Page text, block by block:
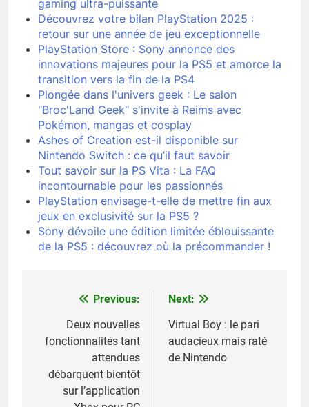
gaming ultra-puissante
Découvrez votre bilan PlayStation 2025 :
retour sur une année de jeu exceptionnelle
PlayStation Store : Sony annonce des
innovations majeures pour la PS5 et amorce la
transition vers la fin de la PS4
Plongée dans l'univers geek : Le salon
"Broc'Land Geek" s'invite à Reims avec
Pokémon, mangas et cosplay
Ashes of Creation est-il disponible sur
Nintendo Switch : ce qu’il faut savoir
Tout savoir sur la PS Vita : La FAQ
incontournable pour les passionnés
PlayStation envisage-t-elle de mettre fin aux
jeux en exclusivité sur la PS5 ?
Sony dévoile une édition limitée éblouissante
de la PS5 : découvrez où la précommander !
NavigationPrevious:
Deux nouvelles
fonctionnalités tant
attendues
débarquent bientôt
sur l’application
Next:
Virtual Boy : le pari
audacieux mais raté
de Nintendo